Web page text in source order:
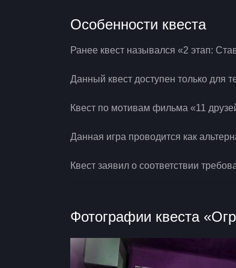
Особенности квеста
Ранее квест назывался «2 этап:
Данный квест доступен только для
Квест по мотивам фильма «11
Данная игра проводится как
Квест заявил о соответствии
Фотографии квеста